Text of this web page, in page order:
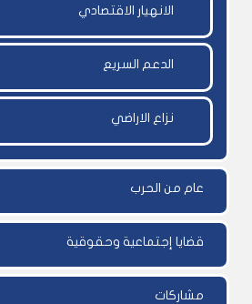
الانهيار الاقتصادي
الدعم السريع
نزاع الاراضي
عام من الحرب
قضايا إجتماعية وحقوقية
مشاركات